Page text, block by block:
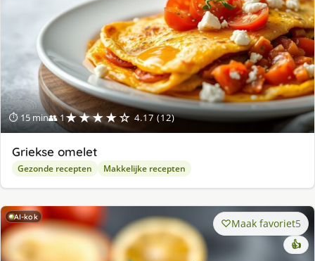
⏱ 15 min👥 1 ★★★★☆ 4.17 (12)
Griekse omelet
Gezonde recepten Makkelijke recepten
AI-kok Maak favoriet5
👍